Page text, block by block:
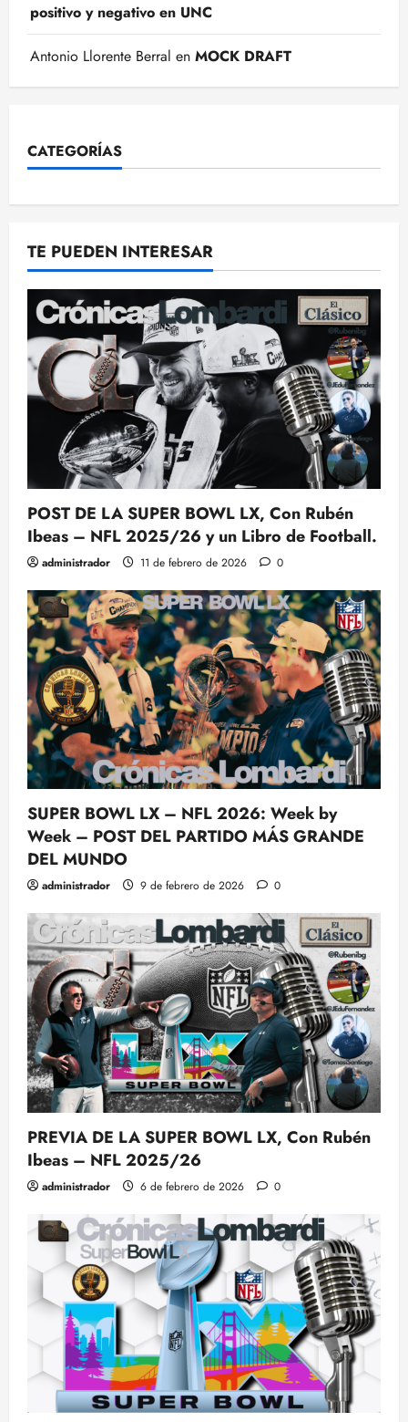
positivo y negativo en UNC
Antonio Llorente Berral en MOCK DRAFT
CATEGORÍAS
TE PUEDEN INTERESAR
POST DE LA SUPER BOWL LX, Con Rubén
Ibeas – NFL 2025/26 y un Libro de Football.
administrador 11 de febrero de 2026 0
SUPER BOWL LX – NFL 2026: Week by
Week – POST DEL PARTIDO MÁS GRANDE
DEL MUNDO
administrador 9 de febrero de 2026 0
PREVIA DE LA SUPER BOWL LX, Con Rubén
Ibeas – NFL 2025/26
administrador 6 de febrero de 2026 0